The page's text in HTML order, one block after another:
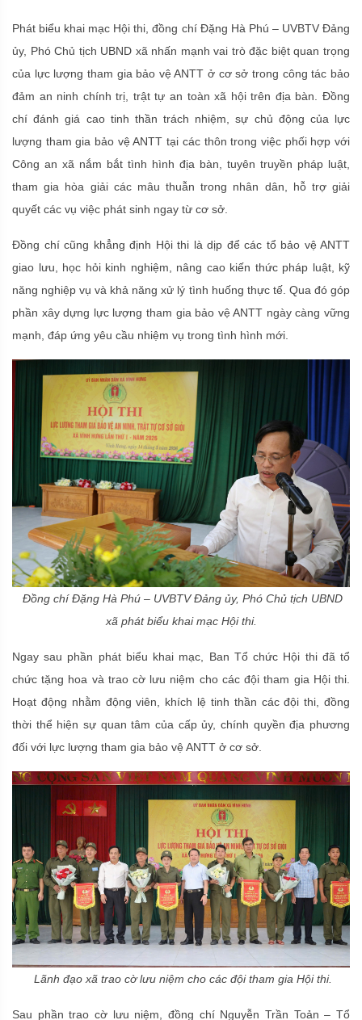
Phát biểu khai mạc Hội thi, đồng chí Đặng Hà Phú – UVBTV Đảng
ủy, Phó Chủ tịch UBND xã nhấn mạnh vai trò đặc biệt quan trọng
của lực lượng tham gia bảo vệ ANTT ở cơ sở trong công tác bảo
đảm an ninh chính trị, trật tự an toàn xã hội trên địa bàn. Đồng
chí đánh giá cao tinh thần trách nhiệm, sự chủ động của lực
lượng tham gia bảo vệ ANTT tại các thôn trong việc phối hợp với
Công an xã nắm bắt tình hình địa bàn, tuyên truyền pháp luật,
tham gia hòa giải các mâu thuẫn trong nhân dân, hỗ trợ giải
quyết các vụ việc phát sinh ngay từ cơ sở.
Đồng chí cũng khẳng định Hội thi là dịp để các tổ bảo vệ ANTT
giao lưu, học hỏi kinh nghiệm, nâng cao kiến thức pháp luật, kỹ
năng nghiệp vụ và khả năng xử lý tình huống thực tế. Qua đó góp
phần xây dựng lực lượng tham gia bảo vệ ANTT ngày càng vững
mạnh, đáp ứng yêu cầu nhiệm vụ trong tình hình mới.
Đồng chí Đặng Hà Phú – UVBTV Đảng ủy, Phó Chủ tịch UBND
xã phát biểu khai mạc Hội thi.
Ngay sau phần phát biểu khai mạc, Ban Tổ chức Hội thi đã tổ
chức tặng hoa và trao cờ lưu niệm cho các đội tham gia Hội thi.
Hoạt động nhằm động viên, khích lệ tinh thần các đội thi, đồng
thời thể hiện sự quan tâm của cấp ủy, chính quyền địa phương
đối với lực lượng tham gia bảo vệ ANTT ở cơ sở.
Lãnh đạo xã trao cờ lưu niệm cho các đội tham gia Hội thi.
Sau phần trao cờ lưu niệm, đồng chí Nguyễn Trần Toản – Tổ